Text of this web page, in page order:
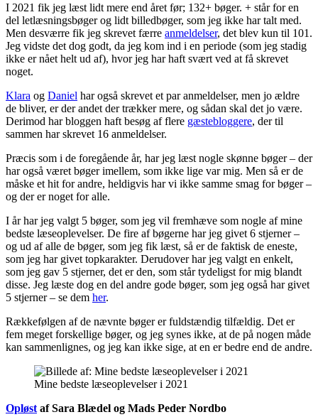
I 2021 fik jeg læst lidt mere end året før; 132+ bøger. + står for en
del letlæsningsbøger og lidt billedbøger, som jeg ikke har talt med.
Men desværre fik jeg skrevet færre anmeldelser, det blev kun til 101.
Jeg vidste det dog godt, da jeg kom ind i en periode (som jeg stadig
ikke er nået helt ud af), hvor jeg har haft svært ved at få skrevet
noget.
Klara og Daniel har også skrevet et par anmeldelser, men jo ældre
de bliver, er der andet der trækker mere, og sådan skal det jo være.
Derimod har bloggen haft besøg af flere gæstebloggere, der til
sammen har skrevet 16 anmeldelser.
Præcis som i de foregående år, har jeg læst nogle skønne bøger – der
har også været bøger imellem, som ikke lige var mig. Men så er de
måske et hit for andre, heldigvis har vi ikke samme smag for bøger –
og der er noget for alle.
I år har jeg valgt 5 bøger, som jeg vil fremhæve som nogle af mine
bedste læseoplevelser. De fire af bøgerne har jeg givet 6 stjerner –
og ud af alle de bøger, som jeg fik læst, så er de faktisk de eneste,
som jeg har givet topkarakter. Derudover har jeg valgt en enkelt,
som jeg gav 5 stjerner, det er den, som står tydeligst for mig blandt
disse. Jeg læste dog en del andre gode bøger, som jeg også har givet
5 stjerner – se dem her.
Rækkefølgen af de nævnte bøger er fuldstændig tilfældig. Det er
fem meget forskellige bøger, og jeg synes ikke, at de på nogen måde
kan sammenlignes, og jeg kan ikke sige, at en er bedre end de andre.
Mine bedste læseoplevelser i 2021
Opløst af Sara Blædel og Mads Peder Nordbo